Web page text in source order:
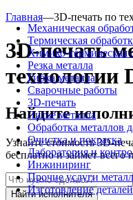
Механическая
Термическая
Химико-термическая
Резка металла
Гибка металла
Сварочные работы
3D-печать
Литьё металла
Обработка металлов
Очистка и покраска
Лаборатория и
Инжиниринг
Прочие услуги
Изготовление деталей
Главная—3D-печать по
3D-печать
технологии
Найдите
Узнайте стоимость 3D-
бесплатно и займет всего
Найти исполнителя